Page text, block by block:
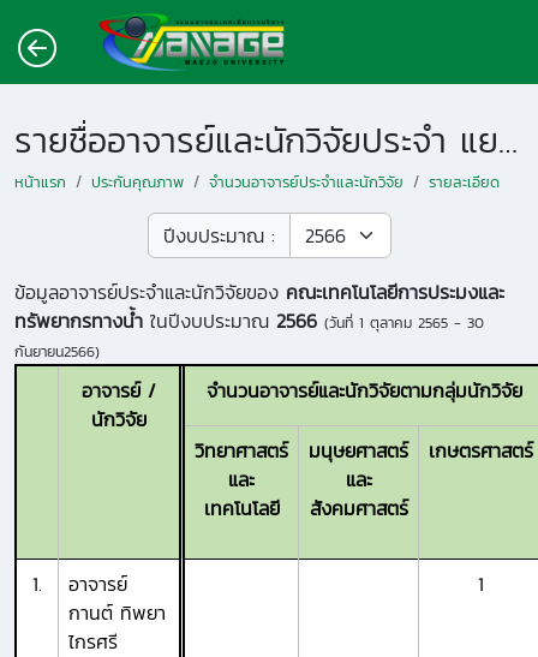
รายชื่ออาจารย์และนักวิจัยประจำ แยกตามหน่วยงาน
หน้าแรก ประกันคุณภาพ จำนวนอาจารย์ประจำและนักวิจัย รายละเอียด
ปีงบประมาณ :
ข้อมูลอาจารย์ประจำและนักวิจัยของ คณะเทคโนโลยีการประมงและ
ทรัพยากรทางน้ำ ในปีงบประมาณ 2566 (วันที่ 1 ตุลาคม 2565 - 30
กันยายน2566)
อาจารย์ /
นักวิจัย
จำนวนอาจารย์และนักวิจัยตามกลุ่มนักวิจัย
วิทยาศาสตร์
และ
เทคโนโลยี
มนุษยศาสตร์
และ
สังคมศาสตร์
เกษตรศาสตร์
1.
อาจารย์
กานต์ ทิพยา
ไกรศรี
1